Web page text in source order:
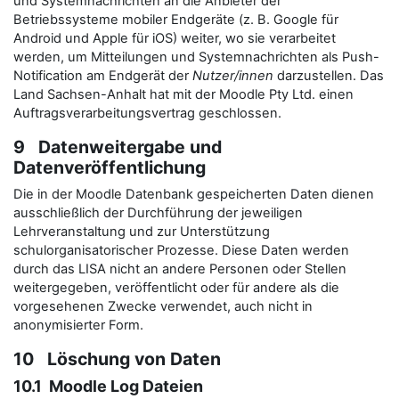
Betriebssysteme mobiler Endgeräte (z. B. Google für
Android und Apple für iOS) weiter, wo sie verarbeitet
werden, um Mitteilungen und Systemnachrichten als Push-
Notification am Endgerät derNutzer/innen darzustellen. Das
Land Sachsen-Anhalt hat mit der Moodle Pty Ltd. einen
Auftragsverarbeitungsvertrag geschlossen.
9 Datenweitergabe und
Datenveröffentlichung
Die in der Moodle Datenbank gespeicherten Daten dienen
ausschließlich der Durchführung der jeweiligen
Lehrveranstaltung und zur Unterstützung
schulorganisatorischer Prozesse. Diese Daten werden
durch das LISA nicht an andere Personen oder Stellen
weitergegeben, veröffentlicht oder für andere als die
vorgesehenen Zwecke verwendet, auch nicht in
anonymisierter Form.
10 Löschung von Daten
10.1 Moodle Log Dateien